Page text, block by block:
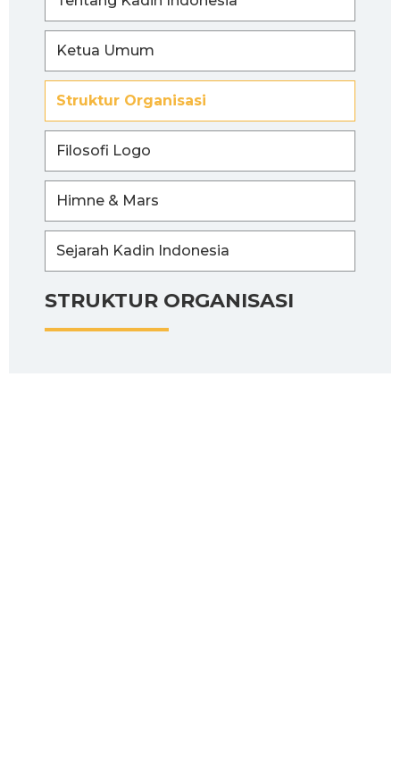
STRUKTUR ORGANISASI
Ketua Umum
Struktur Organisasi
Filosofi Logo
Himne & Mars
Sejarah Kadin Indonesia